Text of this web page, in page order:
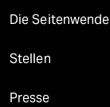
Die Seitenwende
Stellen
Presse